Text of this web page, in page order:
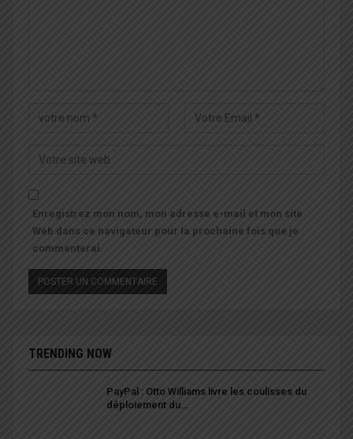
Enregistrez mon nom, mon adresse e-mail et mon site
Web dans ce navigateur pour la prochaine fois que je
commenterai.
TRENDING NOW
PayPal : Otto Williams livre les coulisses du
déploiement du…